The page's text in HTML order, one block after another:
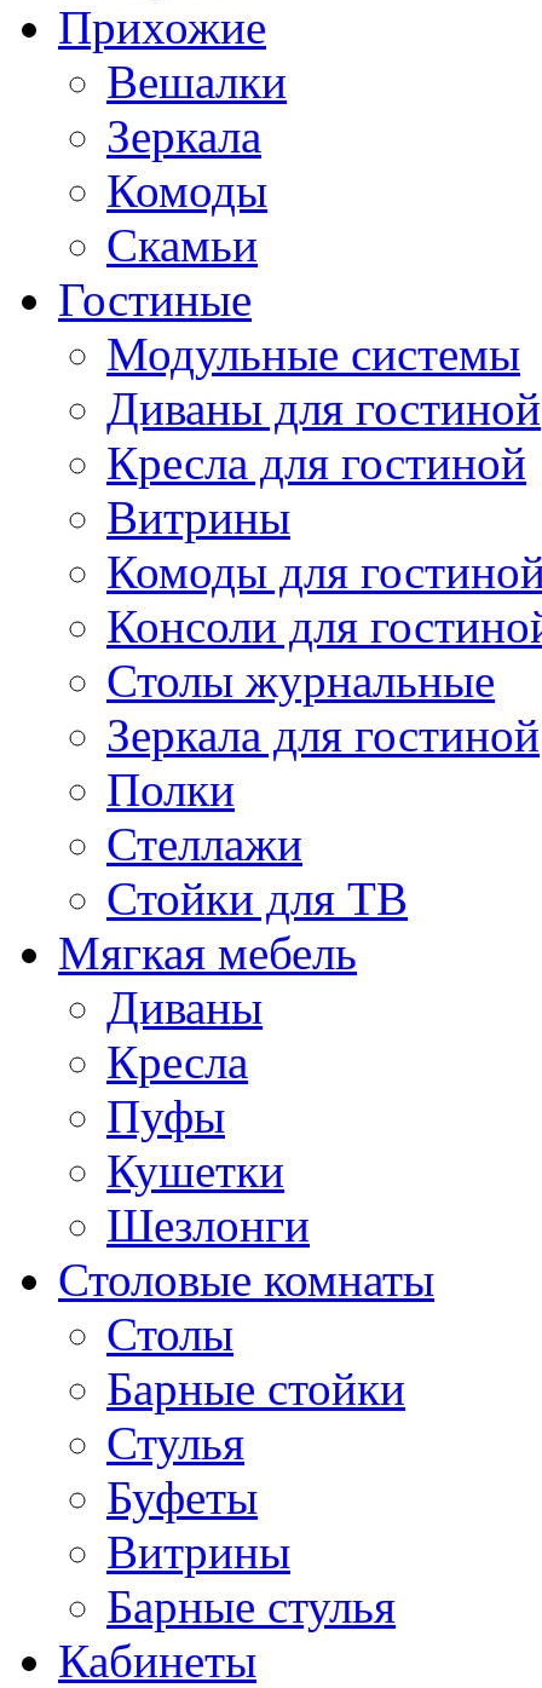
Прихожие
Вешалки
Зеркала
Комоды
Скамьи
Гостиные
Модульные системы
Диваны для гостиной
Кресла для гостиной
Витрины
Комоды для
Консоли для
Столы журнальные
Зеркала для гостиной
Полки
Стеллажи
Стойки для ТВ
Мягкая мебель
Диваны
Кресла
Пуфы
Кушетки
Шезлонги
Столовые комнаты
Столы
Барные стойки
Стулья
Буфеты
Витрины
Барные стулья
Кабинеты